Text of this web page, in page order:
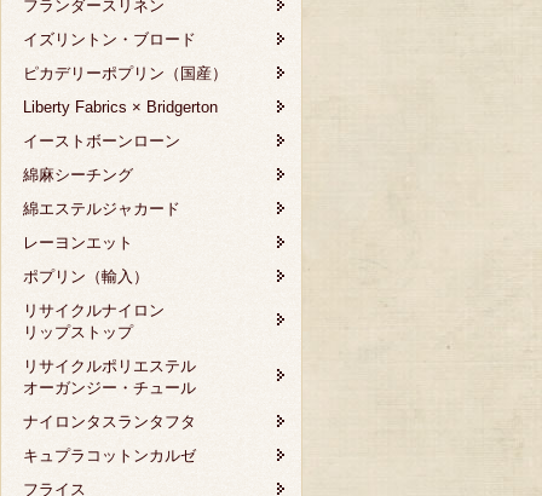
フランダースリネン
イズリントン・ブロード
ピカデリーポプリン（国産）
Liberty Fabrics × Bridgerton
イーストボーンローン
綿麻シーチング
綿エステルジャカード
レーヨンエット
ポプリン（輸入）
リサイクルナイロン
リップストップ
リサイクルポリエステル
オーガンジー・チュール
ナイロンタスランタフタ
キュプラコットンカルゼ
フライス